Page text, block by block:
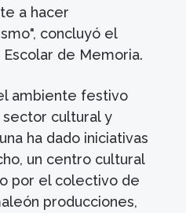
a hacer
concluyó el
de Memoria.
ambiente festivo
cultural y
ha dado iniciativas
un centro cultural
por el colectivo de
producciones,